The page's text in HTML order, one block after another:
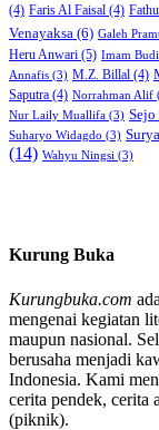
(4) Faris Al Faisal (4)
Venayaksa (6) Galeh
Heru Anwari (5) Imam
Annafis (3) M.Z. Billal (4)
Saputra (4) Norrahman Alif
Nur Laily Muallifa (3)
Suharyo Widagdo (3)
(14) Wahyu Ningsi (3)
Kurung Buka
Kurungbuka.com
mengenai kegiatan
maupun nasional.
berusaha menjadi
Indonesia. Kami
cerita pendek, cerita
(piknik).